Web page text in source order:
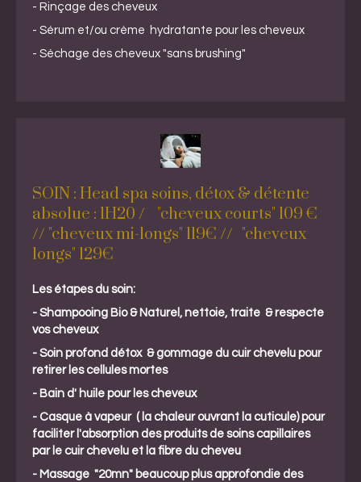
- Rinçage des cheveux
- Sérum et/ou crème hydratante pour les cheveux
- Séchage des cheveux "sans brushing"
SOIN : Head spa soins, détox & détente
absolue : 1H20 / "cheveux courts" 109 €
// "cheveux mi-longs" 119€ // "cheveux
longs" 129€
Les étapes du soin:
- Shampooing Bio & Naturel, nettoie, traite & respecte
vos cheveux
- Soin profond détox & gommage du cuir chevelu pour
retirer les cellules mortes
- Bain d' huile pour les cheveux
- Casque à vapeur ( la chaleur ouvrant la cuticule) pour
faciliter l'absorption des produits de soins capillaires
par le cuir chevelu et la fibre du cheveu
- Massage "20mn" beaucoup plus approfondie des